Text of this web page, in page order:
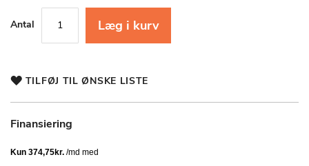
Antal Læg i kurv
TILFØJ TIL ØNSKE LISTE
Finansiering